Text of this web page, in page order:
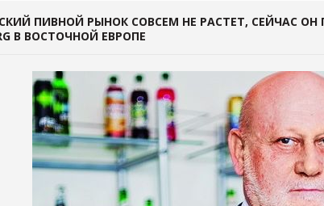
ПИВНОЙ РЫНОК СОВСЕМ НЕ РАСТЕТ, СЕЙЧАС
В ВОСТОЧНОЙ ЕВРОПЕ